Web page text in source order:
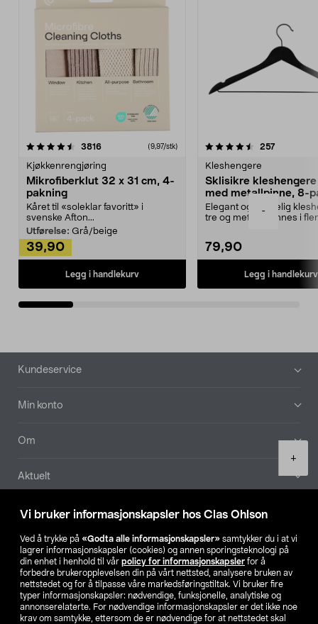
Vi bruker informasjonskapsler hos Clas Ohlson
Ved å trykke på «Godta alle informasjonskapsler» samtykker du i at vi
lagrer informasjonskapsler (cookies) og annen sporingsteknologi på
din enhet i henhold til vår policy for informasjonskapsler for å
forbedre brukeropplevelsen din på vårt nettsted, analysere bruken av
nettstedet og for å tilpasse våre markedsføringstiltak. Vi bruker fire
typer informasjonskapsler: nødvendige, funksjonelle, analytiske og
annonserelaterte. For nødvendige informasjonskapsler er det ikke noe
krav om samtykke, ettersom de er nødvendige for at nettstedet skal
-
+
3816anmeldelser(9,97/stk)
Kjøkkenrengjøring
Mikrofiberklut 32 x 31 cm, 4-
pakning
Kåret til «soleklar favoritt» i
svenske Afton...
Utførelse: Grå/beige
39,90
Legg i handlekurv
4.5av 5 stjerner 257
Kleshengere
Sklisikre
med metallpinne, 8-
Elegant og skikkelig
tre og metall – finnes i
79,90
Legg i handlekurv
4.5av 5 stjerner
Bunntekst
Kundeservice
Min konto
Om
Aktuelt
Våre selskaper
Finn din butikk
SE NO FI